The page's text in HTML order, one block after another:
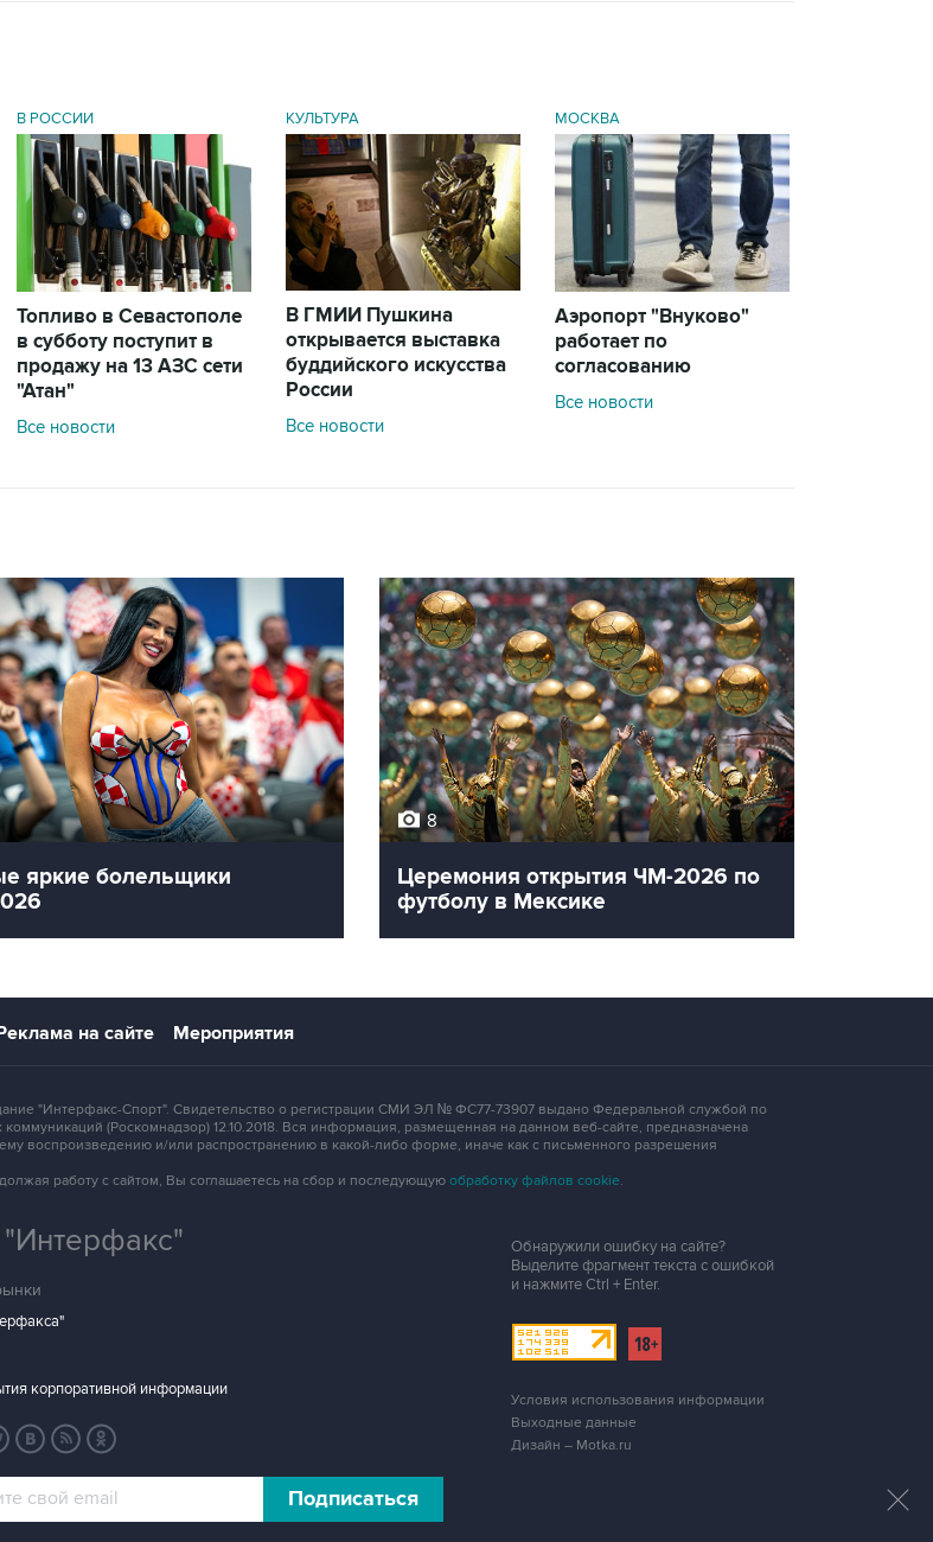
В РОССИИ
Топливо в Севастополе
в субботу поступит в
продажу на 13 АЗС сети
"Атан"
Все новости
КУЛЬТУРА
В ГМИИ Пушкина
открывается выставка
буддийского искусства
России
Все новости
МОСКВА
Аэропорт "Внуково"
работает по
согласованию
Все новости
яркие болельщики
8
Церемония открытия ЧМ-2026 по
футболу в Мексике
на сайте Мероприятия
"Интерфакс-Спорт". Свидетельство о регистрации СМИ ЭЛ № ФС77-73907 выдано Федеральной службой по
(Роскомнадзор) 12.10.2018. Вся информация, размещенная на данном веб-сайте, предназначена
воспроизведению и/или распространению в какой-либо форме, иначе как с письменного разрешения
работу с сайтом, Вы соглашаетесь на сбор и последующую обработку файлов cookie.
корпоративной информации
Обнаружили ошибку на сайте?
Выделите фрагмент текста с ошибкой
и нажмитеCtrl + Enter.
Условия использования информации
Выходные данные
Дизайн – Motka.ru
Подписаться